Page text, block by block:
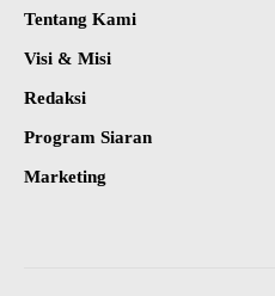
Tentang Kami
Visi & Misi
Redaksi
Program Siaran
Marketing